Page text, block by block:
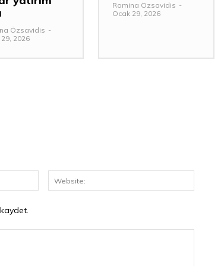
Özsavidis -
2026
Romina Özsavidis -
Ocak 29, 2026
Posta:*